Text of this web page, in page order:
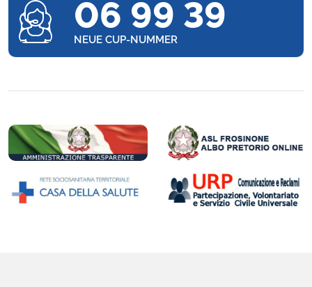
06 99 39
NEUE CUP-NUMMER